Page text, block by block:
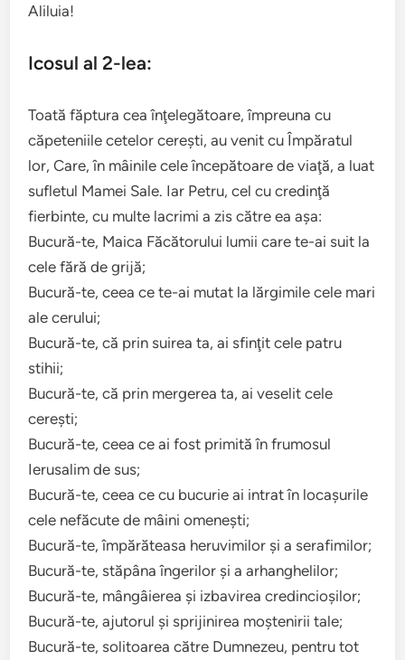
Aliluia!
Icosul al 2-lea:
Toată făptura cea înţelegătoare, împreuna cu
căpeteniile cetelor cereşti, au venit cu Împăratul
lor, Care, în mâinile cele începătoare de viaţă, a luat
sufletul Mamei Sale. Iar Petru, cel cu credinţă
fierbinte, cu multe lacrimi a zis către ea aşa:
Bucură-te, Maica Făcătorului lumii care te-ai suit la
cele fără de grijă;
Bucură-te, ceea ce te-ai mutat la lărgimile cele mari
ale cerului;
Bucură-te, că prin suirea ta, ai sfinţit cele patru
stihii;
Bucură-te, că prin mergerea ta, ai veselit cele
cereşti;
Bucură-te, ceea ce ai fost primită în frumosul
Ierusalim de sus;
Bucură-te, ceea ce cu bucurie ai intrat în locaşurile
cele nefăcute de mâini omeneşti;
Bucură-te, împărăteasa heruvimilor şi a serafimilor;
Bucură-te, stăpâna îngerilor şi a arhanghelilor;
Bucură-te, mângâierea şi izbavirea credincioşilor;
Bucură-te, ajutorul şi sprijinirea moştenirii tale;
Bucură-te, solitoarea către Dumnezeu, pentru tot